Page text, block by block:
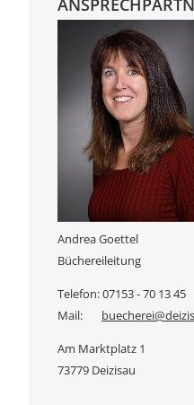
Andrea Goettel
Büchereileitung
Telefon: 07153 - 70 13 45
Mail:
Am Marktplatz 1
73779 Deizisau